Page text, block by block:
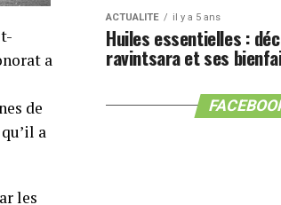
a
de
a
les
ACTUALITE il y a 5 ans
Huiles essentielles :
ravintsara et ses